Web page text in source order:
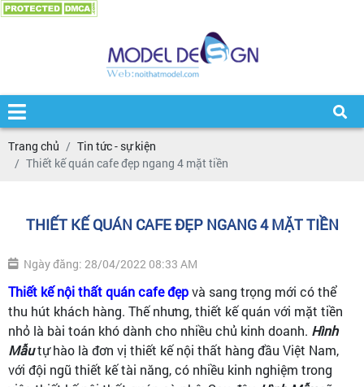
Trang chủ
Tin tức - sự kiện
Thiết kế quán cafe đẹp ngang 4 mặt tiền
THIẾT KẾ QUÁN CAFE ĐẸP NGANG 4 MẶT TIỀN
Ngày đăng: 28/04/2022 08:33 AM
Thiết kế nội thất quán cafe đẹpvà sang trọng mới có thể
thu hút khách hàng. Thế nhưng, thiết kế quán với mặt tiền
nhỏ là bài toán khó dành cho nhiều chủ kinh doanh. Hình
Mẫutự hào là đơn vị thiết kế nội thất hàng đầu Việt Nam,
với đội ngũ thiết kế tài năng, có nhiều kinh nghiệm trong